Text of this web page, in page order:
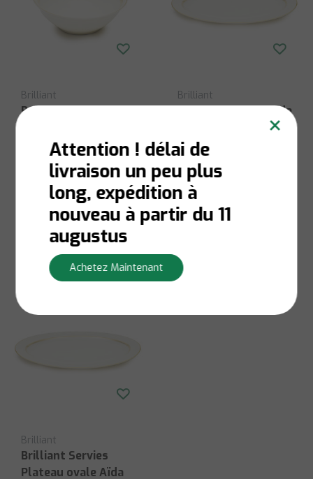
Brilliant
Brilliant Servies
En stock: Livraison en 1
à 3 jours ouvrables
€36,00
Afficher
Brilliant
Brilliant Servies Aïda
Petit Plateau Ovale
21,5 cm
En stock:
à 3 jours ouvrables
€13,50
Brilliant
Brilliant Servies
Plateau ovale Aïda
×
Attention ! délai de
livraison un peu plus
long, expédition à
nouveau à partir du 11
augustus
Achetez Maintenant